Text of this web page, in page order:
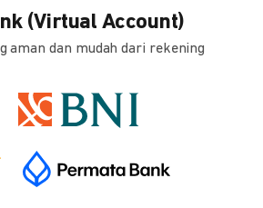
(Virtual Account)
aman dan mudah dari rekening